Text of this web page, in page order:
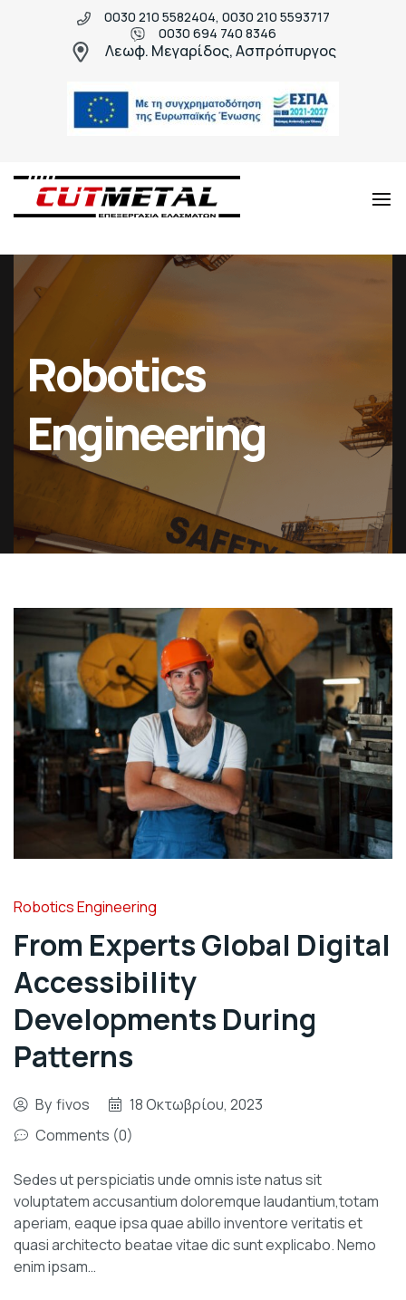
0030 210 5582404, 0030 210 5593717
0030 694 740 8346
Λεωφ. Μεγαρίδος, Ασπρόπυργος
Metal
κατασκευές
υψηλής
ποιότητας
Robotics
Engineering
Robotics Engineering
From Experts Global Digital
Accessibility
Developments During
Patterns
By fivos
18 Οκτωβρίου, 2023
Comments (0)
Sedes ut perspiciatis unde omnis iste natus sit
voluptatem accusantium doloremque laudantium,totam
aperiam, eaque ipsa quae abillo inventore veritatis et
quasi architecto beatae vitae dic sunt explicabo. Nemo
enim ipsam…